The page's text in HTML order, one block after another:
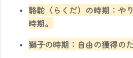
駱駝（らくだ）の時期：や
時期。
獅子の時期：自由の獲得の